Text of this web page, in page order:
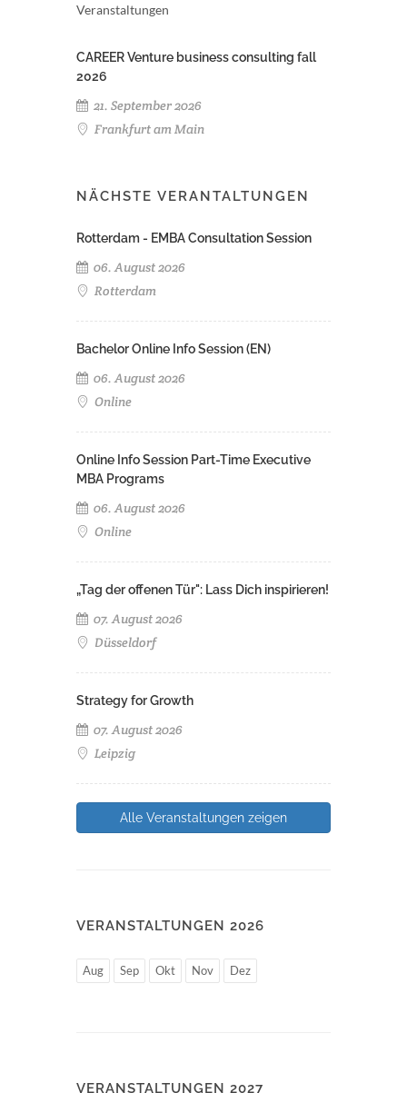
Veranstaltungen
CAREER Venture business consulting fall
2026
21. September 2026
Frankfurt am Main
NÄCHSTE VERANTALTUNGEN
Rotterdam - EMBA Consultation Session
06. August 2026
Rotterdam
Bachelor Online Info Session (EN)
06. August 2026
Online
Online Info Session Part-Time Executive
MBA Programs
06. August 2026
Online
„Tag der offenen Tür": Lass Dich inspirieren!
07. August 2026
Düsseldorf
Strategy for Growth
07. August 2026
Leipzig
Alle Veranstaltungen zeigen
VERANSTALTUNGEN 2026
Aug Sep Okt Nov Dez
VERANSTALTUNGEN 2027